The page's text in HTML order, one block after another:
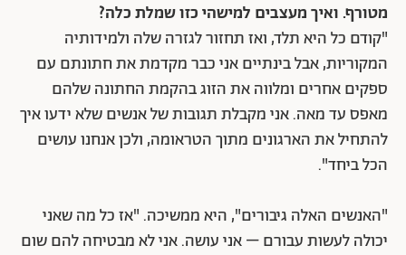
מטורף. ואיך מעצבים למישהי כזו שמלת כלה?
"קודם כל היא תלד, ואז תחזור לגזרה שלה ולמידותיה
המקוריות, אבל בינתיים אני כבר מקדמת את חתונתם עם
ספקים אחרים ומלווה את הזוג בהקמת החתונה שלהם
מאפס עד מאה. אני מקבלת תגובות של אנשים שלא ידעו איך
להתחיל את הארגונים מתוך הטראומה, ולכן אנחנו עושים
הכל ביחד".
"האנשים האלה גיבורים", היא ממשיכה. "אז כל מה שאני
יכולה לעשות עבורם – אני עושה. אני לא מבטיחה להם שום